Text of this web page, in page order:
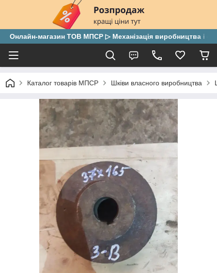
Онлайн-магазин ТОВ МПСР ▷ Механізація виробництва і
Каталог товарів МПСР Шківи власного виробництва